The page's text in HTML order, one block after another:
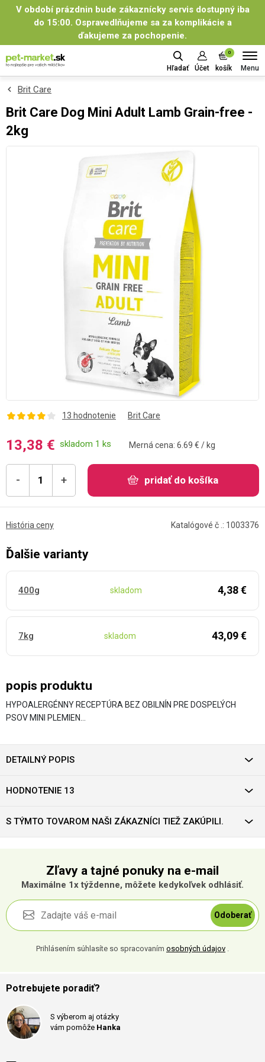
V období prázdnin bude zákaznícky servis dostupný iba
do 15:00. Ospravedlňujeme sa za komplikácie a
ďakujeme za pochopenie.
Hľadať Účet
0
košík Menu
Brit Care
Brit Care Dog Mini Adult Lamb Grain-free -
2kg
13 hodnotenie Brit Care
popis produktu
HYPOALERGÉNNY RECEPTÚRA BEZ OBILNÍN PRE DOSPELÝCH
PSOV MINI PLEMIEN…
13,38 € skladom 1 ks Merná cena: 6.69 € / kg
- + pridať do košíka
História ceny Katalógové č .: 1003376
Ďalšie varianty
400g skladom 4,38 €
7kg skladom 43,09 €
DETAILNÝ POPIS
HODNOTENIE 13
S TÝMTO TOVAROM NAŠI ZÁKAZNÍCI TIEŽ ZAKÚPILI.
Zľavy a tajné ponuky na e-mail
Maximálne 1x týždenne, môžete kedykoľvek odhlásiť.
Odoberať
Prihlásením súhlasíte so spracovaním osobných údajov
Potrebujete poradiť?
S výberom aj otázky
vám pomôže Hanka